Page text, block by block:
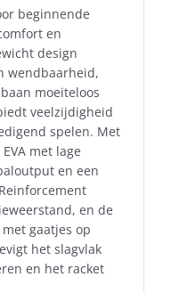
beginnende
en
design
wendbaarheid,
moeiteloos
veelzijdigheid
spelen. Met
met lage
en een
en de
gaatjes op
het slagvlak
en het racket